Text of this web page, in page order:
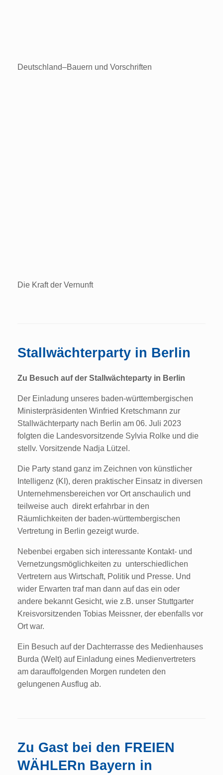
Deutschland–Bauern und Vorschriften
Die Kraft der Vernunft
Stallwächterparty in Berlin
Zu Besuch auf der Stallwächteparty in Berlin
Der Einladung unseres baden-württembergischen
Ministerpräsidenten Winfried Kretschmann zur
Stallwächterparty nach Berlin am 06. Juli 2023
folgten die Landesvorsitzende Sylvia Rolke und die
stellv. Vorsitzende Nadja Lützel.
Die Party stand ganz im Zeichnen von künstlicher
Intelligenz (KI), deren praktischer Einsatz in diversen
Unternehmensbereichen vor Ort anschaulich und
teilweise auch direkt erfahrbar in den
Räumlichkeiten der baden-württembergischen
Vertretung in Berlin gezeigt wurde.
Nebenbei ergaben sich interessante Kontakt- und
Vernetzungsmöglichkeiten zu unterschiedlichen
Vertretern aus Wirtschaft, Politik und Presse. Und
wider Erwarten traf man dann auf das ein oder
andere bekannt Gesicht, wie z.B. unser Stuttgarter
Kreisvorsitzenden Tobias Meissner, der ebenfalls vor
Ort war.
Ein Besuch auf der Dachterrasse des Medienhauses
Burda (Welt) auf Einladung eines Medienvertreters
am darauffolgenden Morgen rundeten den
gelungenen Ausflug ab.
Zu Gast bei den FREIEN
WÄHLERn Bayern in